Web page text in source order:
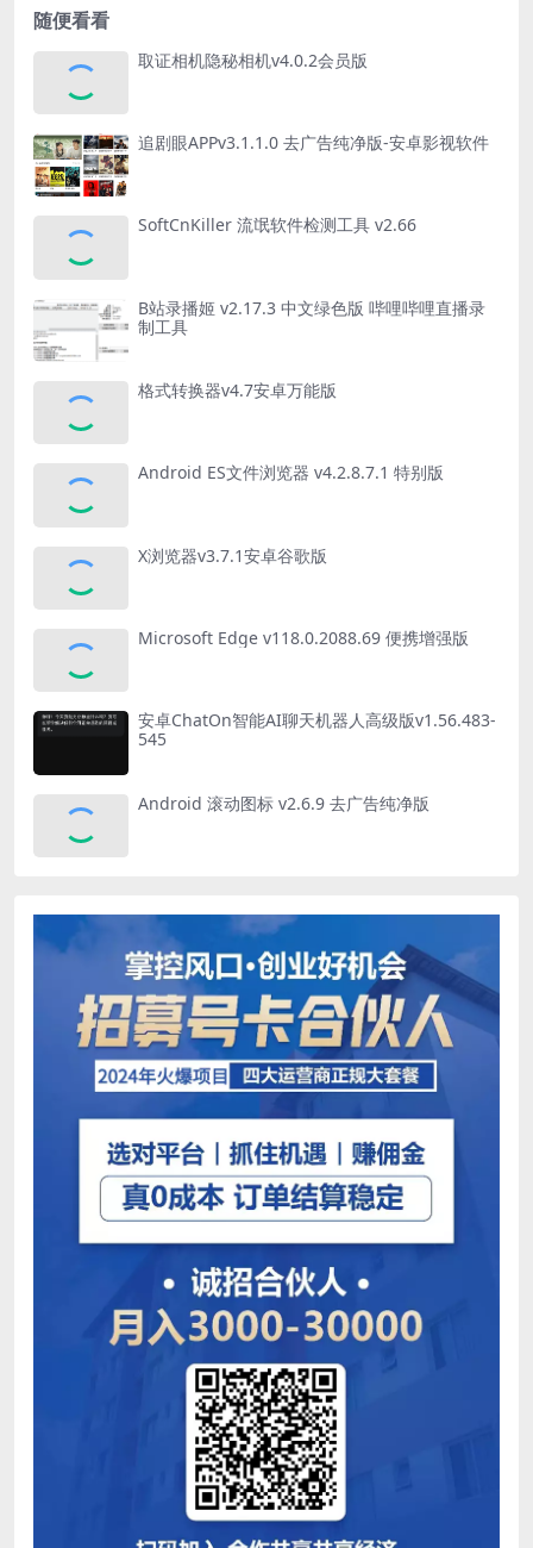
随便看看
取证相机隐秘相机v4.0.2会员版
追剧眼APPv3.1.1.0 去广告纯净版-安卓影视软件
SoftCnKiller 流氓软件检测工具 v2.66
B站录播姬 v2.17.3 中文绿色版 哔哩哔哩直播录
制工具
格式转换器v4.7安卓万能版
Android ES文件浏览器 v4.2.8.7.1 特别版
X浏览器v3.7.1安卓谷歌版
Microsoft Edge v118.0.2088.69 便携增强版
安卓ChatOn智能AI聊天机器人高级版v1.56.483-
545
Android 滚动图标 v2.6.9 去广告纯净版